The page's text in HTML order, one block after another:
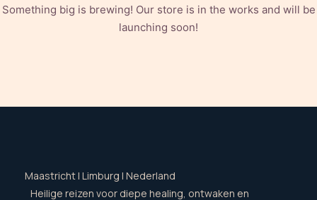
Something big is brewing! Our store is in the works and will be
launching soon!
Maastricht | Limburg | Nederland
Heilige reizen voor diepe healing, ontwaken en